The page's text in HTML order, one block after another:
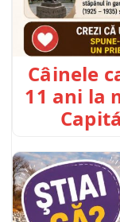
Câinele
11 ani la